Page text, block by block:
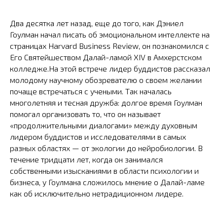
Два десятка лет назад, еще до того, как Дэниел
Гоулман начал писать об эмоциональном интеллекте на
страницах Harvard Business Review, он познакомился с
Его Святейшеством Далай-ламой XIV в Амхерстском
колледже.На этой встрече лидер буддистов рассказал
молодому научному обозревателю о своем желании
почаще встречаться с учеными. Так началась
многолетняя и тесная дружба: долгое время Гоулман
помогал организовать то, что он называет
«продолжительными диалогами» между духовным
лидером буддистов и исследователями в самых
разных областях — от экологии до нейробиологии. В
течение тридцати лет, когда он занимался
собственными изысканиями в области психологии и
бизнеса, у Гоулмана сложилось мнение о Далай-ламе
как об исключительно нетрадиционном лидере.